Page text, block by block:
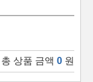
총 상품 금액 0 원